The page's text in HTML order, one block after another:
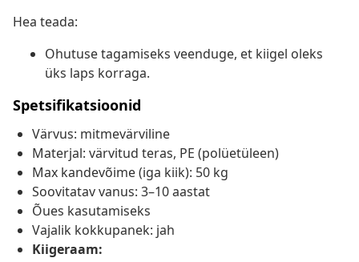
Hea teada:
Ohutuse tagamiseks veenduge, et kiigel oleks
üks laps korraga.
Spetsifikatsioonid
Värvus: mitmevärviline
Materjal: värvitud teras, PE (polüetüleen)
Max kandevõime (iga kiik): 50 kg
Soovitatav vanus: 3–10 aastat
Õues kasutamiseks
Vajalik kokkupanek: jah
Kiigeraam: